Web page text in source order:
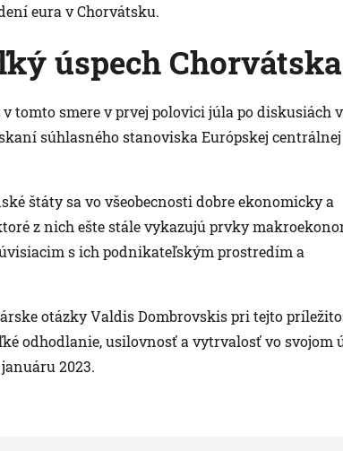
eura v Chorvátsku.
úspech Chorvátska
tomto smere v prvej polovici júla po diskusiách v
súhlasného stanoviska Európskej
štáty sa vo všeobecnosti dobre ekonomicky a
z nich ešte stále vykazujú prvky
s ich podnikateľským prostredím a
otázky Valdis Dombrovskis pri tejto
odhodlanie, usilovnosť a vytrvalosť vo svojom
2023.